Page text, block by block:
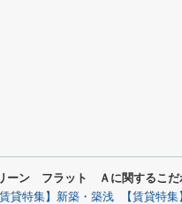
ーン フラット Ａに関するこだ
賃貸特集】新築・築浅 【賃貸特